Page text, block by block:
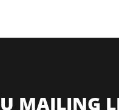
MAILING